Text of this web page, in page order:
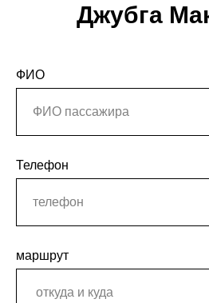
Джубга
ФИО
Телефон
маршрут